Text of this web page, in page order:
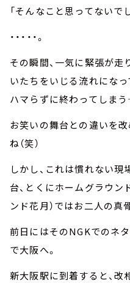
「そんなこと思ってないで
・・・・・。
その瞬間、一気に緊張が走
いたちをいじる流れになっ
ハマらずに終わってしまう
お笑いの舞台との違いを
ね（笑）
しかし、これは慣れない
台、とくにホームグラウン
ンド花月）ではお二人の真
前日にはそのNGKでのネ
で大阪へ。
新大阪駅に到着すると、